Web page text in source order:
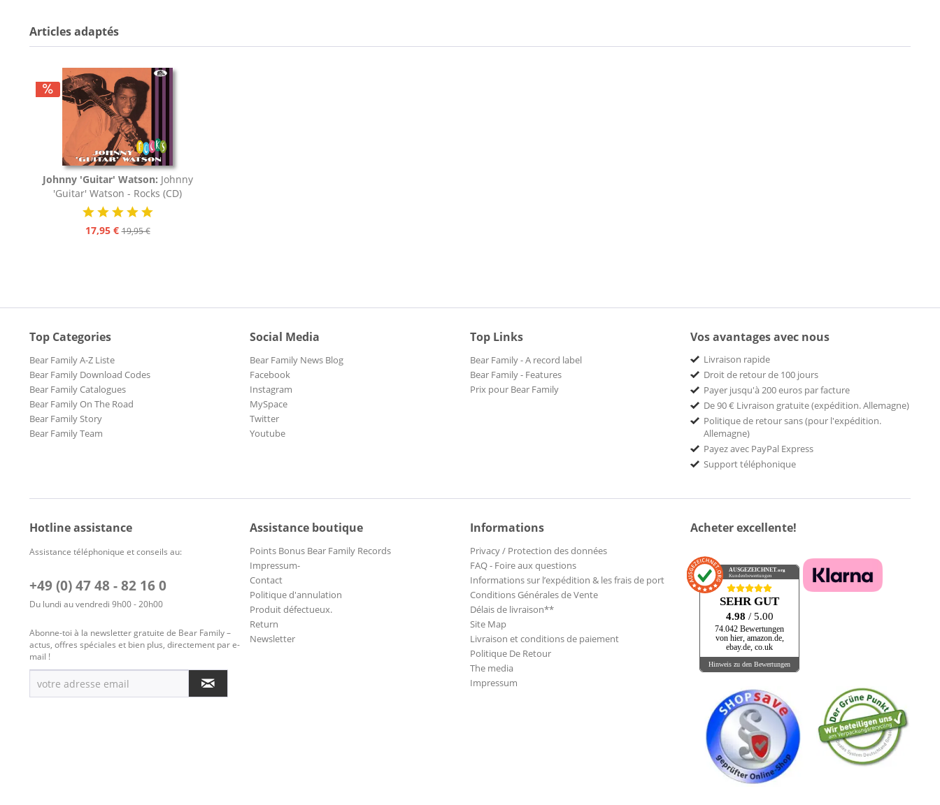
Articles adaptés
Johnny 'Guitar' Watson: Johnny
'Guitar' Watson - Rocks (CD)
17,95 € 19,95 €
Top Categories
Bear Family A-Z Liste
Bear Family Download Codes
Bear Family Catalogues
Bear Family On The Road
Bear Family Story
Bear Family Team
Social Media
Bear Family News Blog
Facebook
Instagram
MySpace
Twitter
Youtube
Top Links
Bear Family - A record label
Bear Family - Features
Prix pour Bear Family
Vos avantages avec nous
Livraison rapide
Droit de retour de 100 jours
Payer jusqu'à 200 euros par facture
De 90 € Livraison gratuite (expédition. Allemagne)
Politique de retour sans (pour l'expédition.
Allemagne)
Payez avec PayPal Express
Support téléphonique
Hotline assistance
Assistance téléphonique et conseils au:
+49 (0) 47 48 - 82 16 0
Du lundi au vendredi 9h00 - 20h00
Abonne-toi à la newsletter gratuite de Bear Family –
actus, offres spéciales et bien plus, directement par e-
mail !
Assistance boutique
Points Bonus Bear Family Records
Impressum-
Contact
Politique d'annulation
Produit défectueux.
Return
Newsletter
Informations
Privacy / Protection des données
FAQ - Foire aux questions
Informations sur l’expédition & les frais de port
Conditions Générales de Vente
Délais de livraison**
Site Map
Livraison et conditions de paiement
Politique De Retour
The media
Impressum
Acheter excellente!
AUSGEZEICHNET.org
Kundenbewertungen
SEHR GUT
4.98 / 5.00
74.042 Bewertungen
von hier, amazon.de,
ebay.de, co.uk
Hinweis zu den Bewertungen